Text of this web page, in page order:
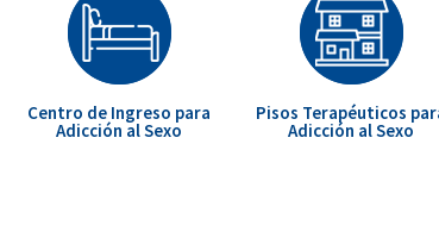
Centro de Ingreso para
Adicción al Sexo
Pisos Terapéuticos
Adicción al Sexo